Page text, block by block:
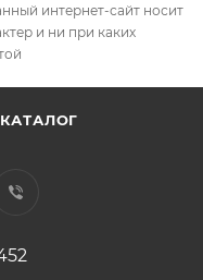
интернет-сайт носит
и ни при каких
КАТАЛОГ